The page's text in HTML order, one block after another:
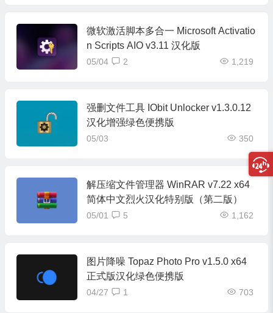
微软激活脚本多合一 Microsoft Activatio
n Scripts AIO v3.11 汉化版
05/04 1,219
2
强删文件工具 IObit Unlocker v1.3.0.12
汉化增强绿色便携版
05/03 350
解压缩文件管理器 WinRAR v7.22 x64
简体中文烈火汉化特别版（第二版）
05/01 1,162
5
图片降噪 Topaz Photo Pro v1.5.0 x64
正式版汉化绿色便携版
04/27 703
1